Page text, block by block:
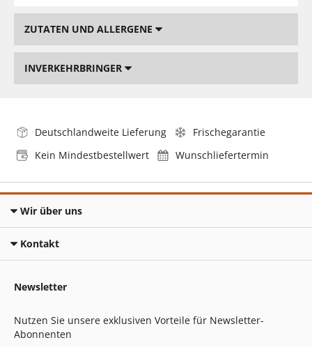
ZUTATEN UND ALLERGENE
INVERKEHRBRINGER
Deutschlandweite Lieferung
Frischegarantie
Kein Mindestbestellwert
Wunschliefertermin
Wir über uns
Kontakt
Newsletter
Nutzen Sie unsere exklusiven Vorteile für Newsletter-
Abonnenten